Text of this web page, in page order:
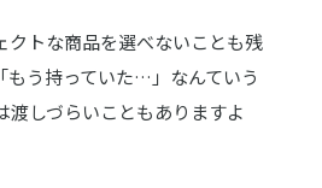
クトな商品を選べないことも残
もう持っていた…」なんていう
しづらいこともありますよ